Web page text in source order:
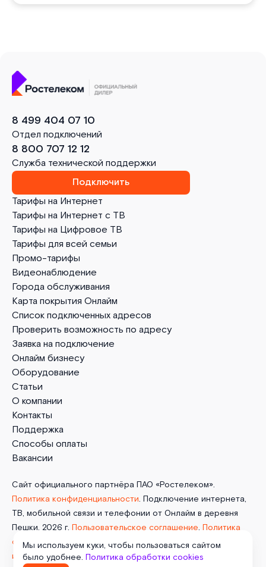
Тарифы на Интернет
Тарифы на Интернет с ТВ
Тарифы на Цифровое ТВ
Тарифы для всей семьи
Промо-тарифы
Видеонаблюдение
Города обслуживания
Карта покрытия Онлайм
Список подключенных адресов
Проверить возможность по адресу
Заявка на подключение
Онлайм бизнесу
Оборудование
Статьи
О компании
Контакты
Поддержка
Способы оплаты
Вакансии
8 499 404 07 10
Отдел подключений
8 800 707 12 12
Служба технической поддержки
Подключить
Сайт официального партнёра ПАО «Ростелеком».
Политика конфиденциальности. Подключение интернета,
ТВ, мобильной связи и телефонии от Онлайм в деревня
Пешки. 2026 г. Пользовательское соглашение. Политика
обработки cookies. Отписаться от получения
информационных рассылок от данного ресурса можно на
Мы используем куки, чтобы пользоваться сайтом
было удобнее.Политика обработки cookies